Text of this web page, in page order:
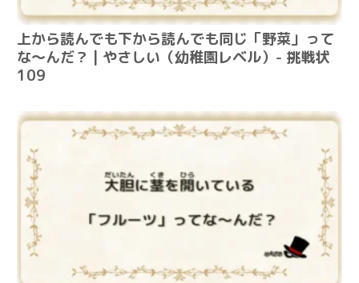
上から読んでも下から読んでも同じ「野菜」って
な～んだ？ | やさしい（幼稚園レベル）- 挑戦状
109